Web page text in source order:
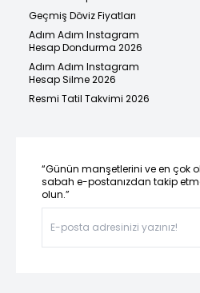
Geçmiş Döviz Fiyatları
Adım Adım Instagram
Hesap Dondurma 2026
Adım Adım Instagram
Hesap Silme 2026
Resmi Tatil Takvimi 2026
“Günün manşetlerini ve en çok
sabah e-postanızdan takip
olun.”